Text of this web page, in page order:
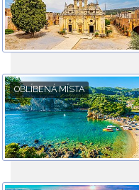
OBLÍBENÁ MÍSTA